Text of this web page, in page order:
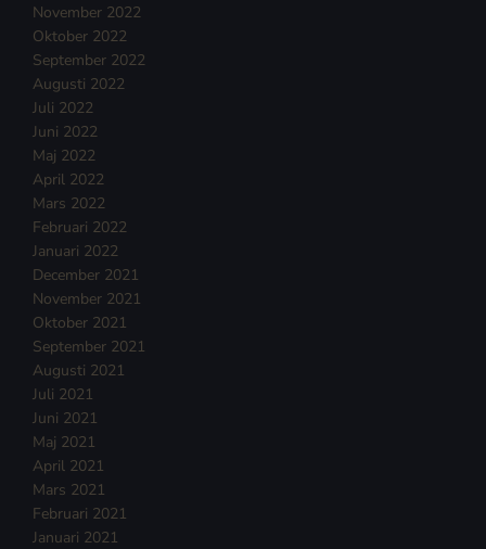
November 2022
Oktober 2022
September 2022
Augusti 2022
Juli 2022
Juni 2022
Maj 2022
April 2022
Mars 2022
Februari 2022
Januari 2022
December 2021
November 2021
Oktober 2021
September 2021
Augusti 2021
Juli 2021
Juni 2021
Maj 2021
April 2021
Mars 2021
Februari 2021
Januari 2021